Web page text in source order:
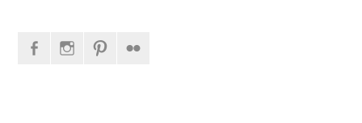
FacebookInstagram